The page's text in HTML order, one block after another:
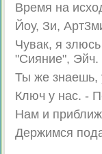
Время на
Йоу, Зи,
Чувак, я
"Сияние", Эйч.
Ты же знаешь,
Ключ у нас. -
Нам и
Держимся